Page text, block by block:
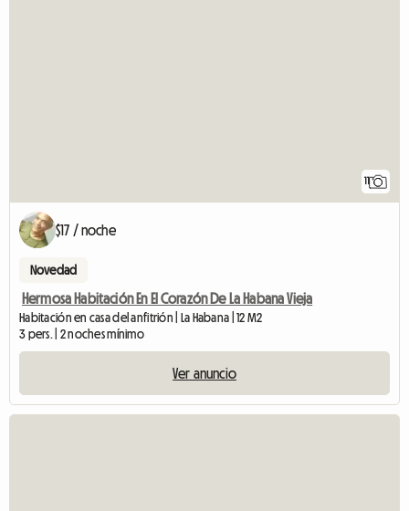
11
$17 / noche
Novedad
Hermosa Habitación En El Corazón De La Habana Vieja
Habitación en casa del anfitrión | La Habana | 12 M2
3 pers. | 2 noches mínimo
Ver anuncio